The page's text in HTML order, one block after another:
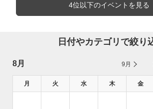
4位以下のイベントを見る
日付やカテゴリで絞り
8月 9月
月 火 水 木 金